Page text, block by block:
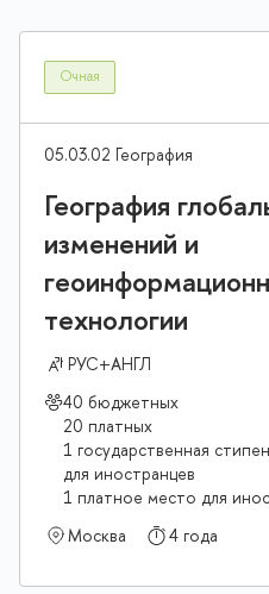
Очная
05.03.02 География
География
изменений и
технологии
РУС+АНГЛ
40 бюджетных
20 платных
1 государственная
для иностранцев
1 платное место для
Москва
4 года